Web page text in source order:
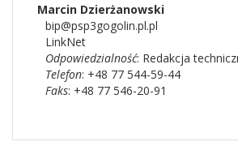
Marcin Dzierżanowski
bip@psp3gogolin.pl.pl
LinkNet
Odpowiedzialność: Redakcja
Telefon: +48 77 544-59-44
Faks: +48 77 546-20-91